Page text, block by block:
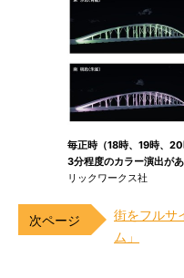
毎正時（18時、19時、
3分程度のカラー演出が
リックワークス社
街をフルサ
ム」